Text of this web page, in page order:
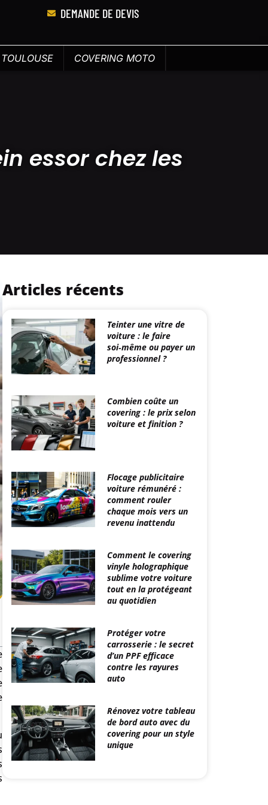
DEMANDE DE DEVIS
COVERING MOTO
essor chez les
Articles récents
Teinter une vitre de
voiture : le faire
soi‑même ou payer un
professionnel ?
Combien coûte un
covering : le prix selon
voiture et finition ?
Flocage publicitaire
voiture rémunéré :
comment rouler
chaque mois vers un
revenu inattendu
Comment le covering
vinyle holographique
sublime votre voiture
tout en la protégeant
au quotidien
Protéger votre
carrosserie : le secret
d’un PPF efficace
contre les rayures
auto
Rénovez votre tableau
de bord auto avec du
covering pour un style
unique